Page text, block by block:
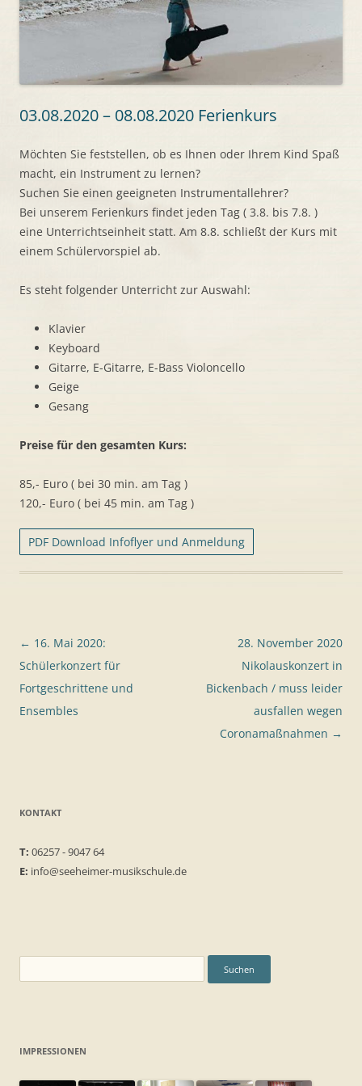
03.08.2020 – 08.08.2020 Ferienkurs
Möchten Sie feststellen, ob es Ihnen oder Ihrem Kind Spaß
macht, ein Instrument zu lernen?
Suchen Sie einen geeigneten Instrumentallehrer?
Bei unserem Ferienkurs findet jeden Tag ( 3.8. bis 7.8. )
eine Unterrichtseinheit statt. Am 8.8. schließt der Kurs mit
einem Schülervorspiel ab.
Es steht folgender Unterricht zur Auswahl:
Klavier
Keyboard
Gitarre, E-Gitarre, E-Bass Violoncello
Geige
Gesang
Preise für den gesamten Kurs:
85,- Euro ( bei 30 min. am Tag )
120,- Euro ( bei 45 min. am Tag )
PDF Download Infoflyer und Anmeldung
Beitragsnavigation
← 16. Mai 2020:
Schülerkonzert für
Fortgeschrittene und
Ensembles
28. November 2020
Nikolauskonzert in
Bickenbach / muss leider
ausfallen wegen
Coronamaßnahmen →
KONTAKT
T: 06257 - 9047 64
E: info@seeheimer-musikschule.de
IMPRESSIONEN